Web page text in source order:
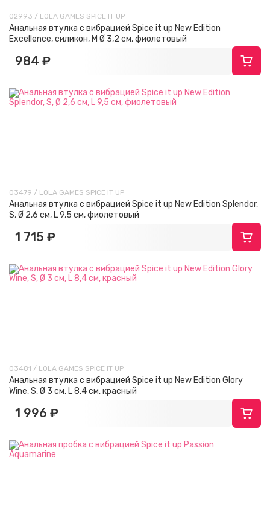
02993 / LOLA GAMES SPICE IT UP
Анальная втулка с вибрацией Spice it up New Edition
Excellence, силикон, M Ø 3,2 см, фиолетовый
984 ₽
03479 / LOLA GAMES SPICE IT UP
Анальная втулка с вибрацией Spice it up New Edition Splendor,
S, Ø 2,6 см, L 9,5 см, фиолетовый
1 715 ₽
03481 / LOLA GAMES SPICE IT UP
Анальная втулка с вибрацией Spice it up New Edition Glory
Wine, S, Ø 3 см, L 8,4 см, красный
1 996 ₽